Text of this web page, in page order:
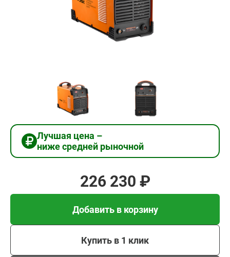
Лучшая цена –
ниже средней рыночной
226 230 ₽
Добавить в корзину
Купить в 1 клик
Добавить в корзину
Купить в 1 клик
В кредит от 7 541 руб/